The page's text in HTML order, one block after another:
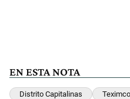
EN ESTA NOTA
Distrito Capitalinas Teximco